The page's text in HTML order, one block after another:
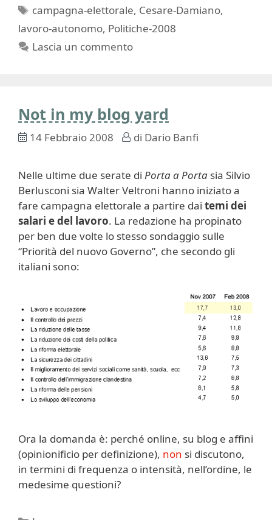
Tag
campagna-elettorale, Cesare-Damiano,
lavoro-autonomo, Politiche-2008
Lascia un commento
Not in my blog yard
14 Febbraio 2008 di Dario Banfi
Nelle ultime due serate di Porta a Porta sia Silvio
Berlusconi sia Walter Veltroni hanno iniziato a
fare campagna elettorale a partire dai temi dei
salari e del lavoro. La redazione ha propinato
per ben due volte lo stesso sondaggio sulle
“Priorità del nuovo Governo”, che secondo gli
italiani sono:
Ora la domanda è: perché online, su blog e affini
(opinionificio per definizione), non si discutono,
in termini di frequenza o intensità, nell’ordine, le
medesime questioni?